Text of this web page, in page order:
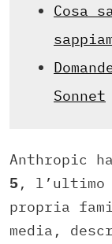
Cosa
Sonnet
Anthropic
5, l’ultimo
propria
media,